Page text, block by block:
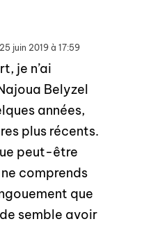
juin 2019 à 17:59
je n’ai
Belyzel
années,
plus récents.
peut-être
comprends
que
semble avoir